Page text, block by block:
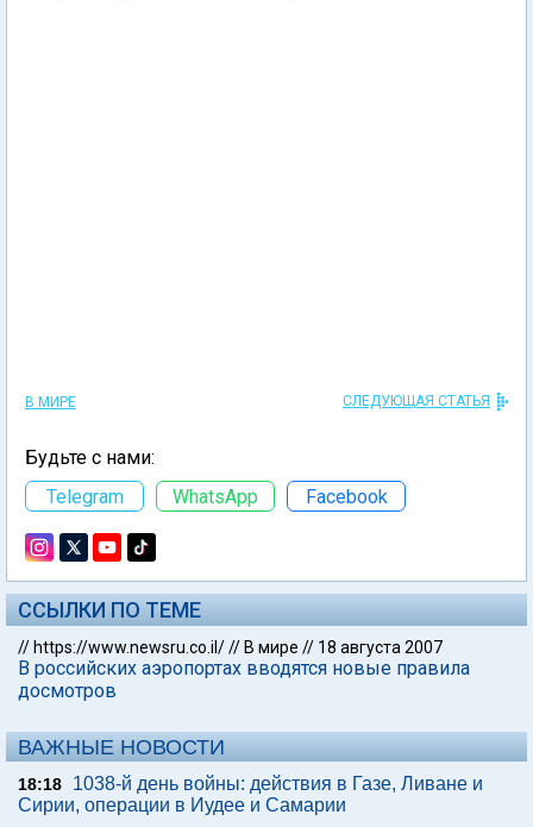
В МИРЕ СЛЕДУЮЩАЯ СТАТЬЯ
Будьте с нами:
Telegram
WhatsApp Facebook
ССЫЛКИ ПО ТЕМЕ
// https://www.newsru.co.il/// В мире // 18 августа 2007
В российских аэропортах вводятся новые правила
досмотров
ВАЖНЫЕ НОВОСТИ
18:18
1038-й день войны: действия в Газе, Ливане и
Сирии, операции в Иудее и Самарии